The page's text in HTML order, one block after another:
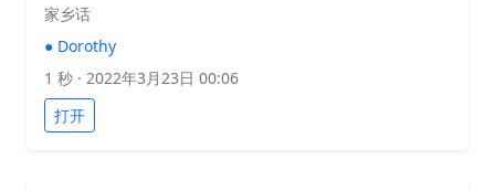
家乡话
● Dorothy
1 秒 · 2022年3月23日 00:06
打开